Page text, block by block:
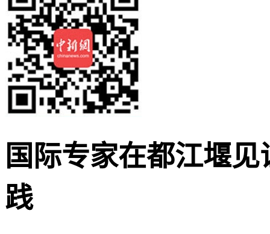
国际专家在都江堰
践